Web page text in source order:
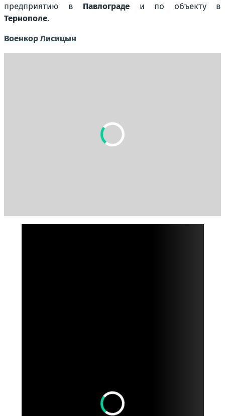
предприятию в Павлограде и по объекту в
Тернополе.
Военкор Лисицын